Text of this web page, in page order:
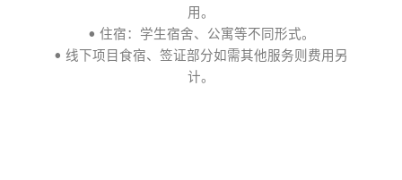
用。
• 住宿：学生宿舍、公寓等不同形式。
• 线下项目食宿、签证部分如需其他服务则费用另
计。